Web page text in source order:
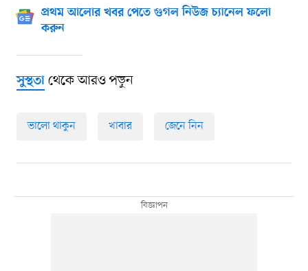
প্রথম আলোর খবর পেতে গুগল নিউজ চ্যানেল ফলো
করুন
সুস্থতাথেকে আরও পড়ুন
ভালো থাকুন খাবার জেনে নিন